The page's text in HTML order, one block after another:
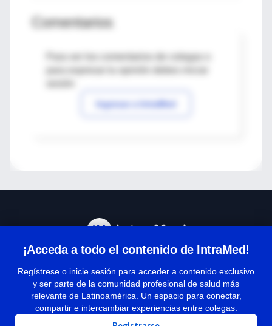
Comentarios
Para ver los comentarios de colegas o
Ingresar a IntraMed
¡Acceda a todo el contenido de IntraMed!
Regístrese o inicie sesión para acceder a contenido exclusivo
y ser parte de la comunidad profesional de salud más
relevante de Latinoamérica. Un espacio para conectar,
compartir e intercambiar experiencias entre colegas.
Términos y condiciones
| Políticas de privacidad